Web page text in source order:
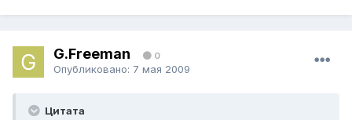
G.Freeman 0
Опубликовано: 7 мая 2009
Цитата